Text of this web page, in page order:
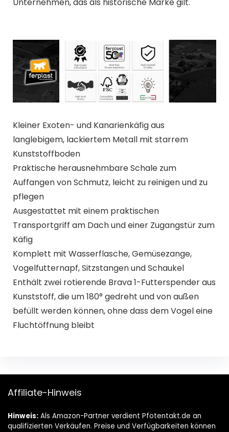
Unternehmen, das als historische Marke gilt.
Kleiner Exoten- und Kanarienkäfig aus
langlebigem, lackiertem Metall mit starrem
Kunststoffboden
Praktische herausnehmbare Schale zum
Auffangen von Schmutz, leicht zu reinigen und zu
pflegen
Ausgestattet mit einem praktischen
Transportgriff am Dach und einer Zugangstür zum
Käfig
Komplett mit Wasserflasche, Gemüsezange,
Vogelfutternapf, Sitzstangen und Schaukel
Enthält zwei rotierende Brava 1-Futterspender aus
Kunststoff, die um 180° gedreht und von außen
befüllt werden können, ohne dass dem Vogel eine
Fluchtöffnung bleibt
Affiliate-Hinweis
Hinweis: Als Amazon-Partner verdient Pfotentakt.de an
qualifizierten Verkäufen. Preise und Verfügbarkeiten können